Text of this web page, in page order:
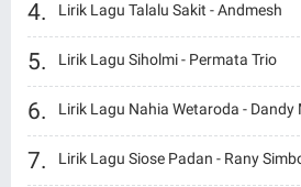
Lirik Lagu Talalu Sakit - Andmesh
Lirik Lagu Siholmi - Permata Trio
Lirik Lagu Nahia Wetaroda - Dandy
Lirik Lagu Siose Padan - Rany